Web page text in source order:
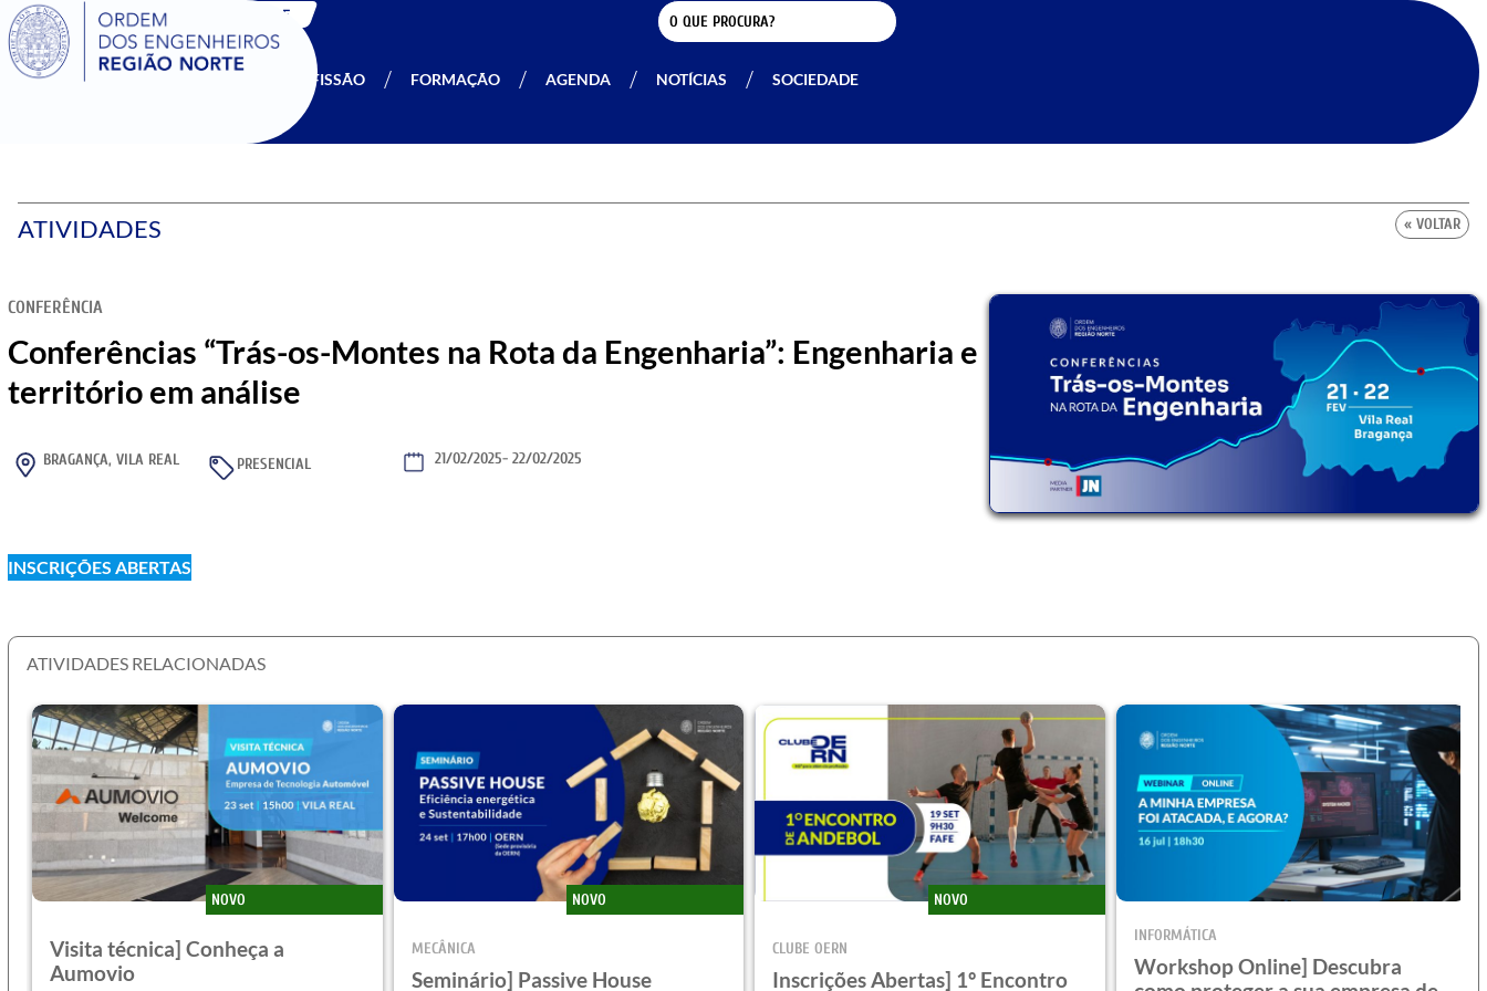
SIGOE
A OERN PROFISSÃO FORMAÇÃO AGENDA NOTÍCIAS SOCIEDADE
« VOLTAR
ATIVIDADES
CONFERÊNCIA
Conferências “Trás-os-Montes na Rota da Engenharia”: Engenharia e
território em análise
BRAGANÇA,VILA REAL PRESENCIAL 21/02/2025- 22/02/2025
INSCRIÇÕES ABERTAS
ATIVIDADES RELACIONADAS
NOVO
Visita técnica] Conheça a
Aumovio
NOVO
MECÂNICA
Seminário] Passive House
NOVO
CLUBE OERN
Inscrições Abertas] 1º Encontro
INFORMÁTICA
Workshop Online] Descubra